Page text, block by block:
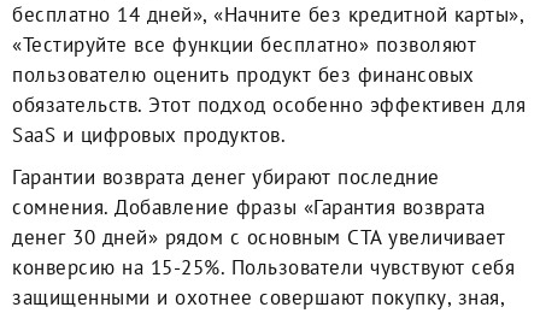
бесплатно 14 дней», «Начните без кредитной карты»,
«Тестируйте все функции бесплатно» позволяют
пользователю оценить продукт без финансовых
обязательств. Этот подход особенно эффективен для
SaaS и цифровых продуктов.
Гарантии возврата денег убирают последние
сомнения. Добавление фразы «Гарантия возврата
денег 30 дней» рядом с основным CTA увеличивает
конверсию на 15-25%. Пользователи чувствуют себя
защищенными и охотнее совершают покупку, зная,